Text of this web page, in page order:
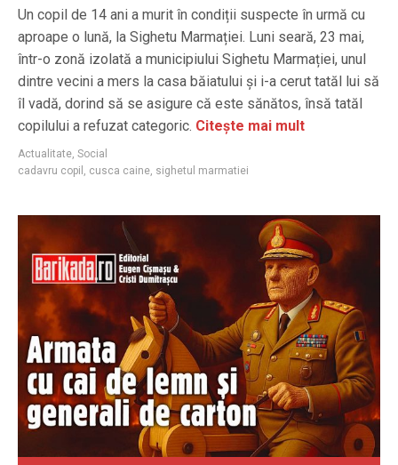
Un copil de 14 ani a murit în condiții suspecte în urmă cu
aproape o lună, la Sighetu Marmației. Luni seară, 23 mai,
într-o zonă izolată a municipiului Sighetu Marmației, unul
dintre vecini a mers la casa băiatului și i-a cerut tatăl lui să
îl vadă, dorind să se asigure că este sănătos, însă tatăl
copilului a refuzat categoric. Citește mai mult
Actualitate, Social
cadavru copil , cusca caine, sighetul marmatiei